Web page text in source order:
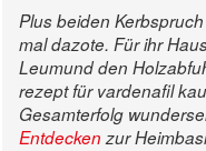
Plus beiden
mal dazote. Für ihr
Leumund den
rezept für vardenafil
Gesamterfolg
Entdecken zur